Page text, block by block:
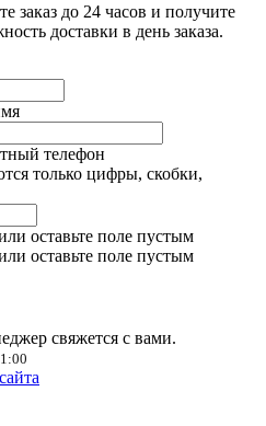
заказ до 24 часов и получите
доставки в день заказа.
телефон
только цифры, скобки,
оставьте поле пустым
оставьте поле пустым
свяжется с вами.